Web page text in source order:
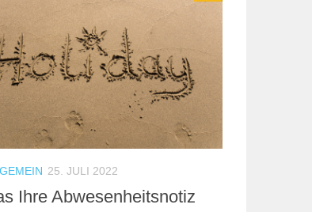
25. JULI 2022
Ihre Abwesenheitsnotiz